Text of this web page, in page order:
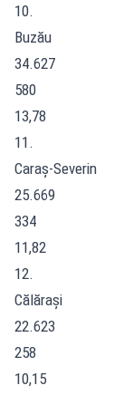
10.
Buzău
34.627
580
13,78
11.
Caraș-Severin
25.669
334
11,82
12.
Călărași
22.623
258
10,15